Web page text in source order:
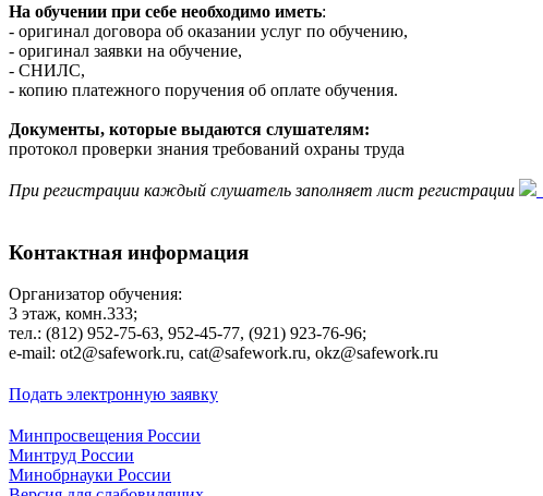
На обучении при себе необходимо иметь:
- оригинал договора об оказании услуг по обучению,
- оригинал заявки на обучение,
- СНИЛС,
- копию платежного поручения об оплате обучения.
Документы, которые выдаются слушателям:
протокол проверки знания требований охраны труда
При регистрации каждый слушатель заполняет лист регистрации
Контактная информация
Организатор обучения:
3 этаж, комн.333;
тел.: (812) 952-75-63, 952-45-77, (921) 923-76-96;
е-mаil: ot2@safework.ru, cat@safework.ru, okz@safework.ru
Подать электронную заявку
Минпросвещения России
Минтруд России
Минобрнауки России